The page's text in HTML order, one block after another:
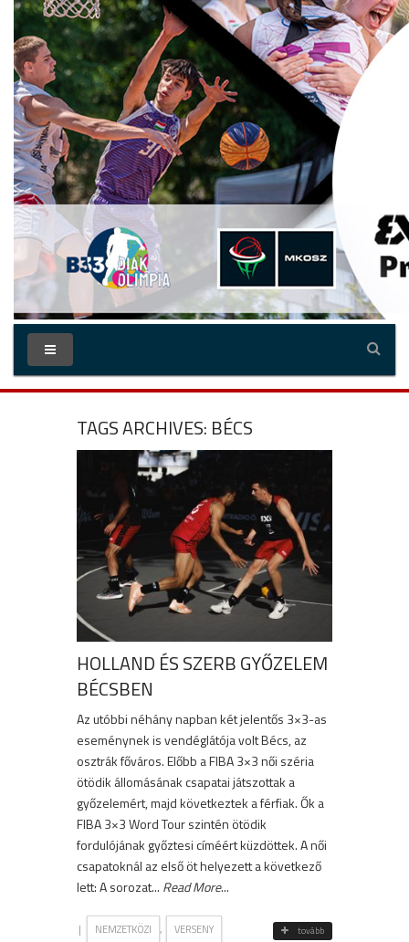
TAGS ARCHIVES: BÉCS
HOLLAND ÉS SZERB GYŐZELEM
BÉCSBEN
Az utóbbi néhány napban két jelentős 3×3-as
eseménynek is vendéglátója volt Bécs, az
osztrák főváros. Előbb a FIBA 3×3 női széria
ötödik állomásának csapatai játszottak a
győzelemért, majd következtek a férfiak. Ők a
FIBA 3×3 Word Tour szintén ötödik
fordulójának győztesi címéért küzdöttek. A női
csapatoknál az első öt helyezett a következő
lett: A sorozat... Read More...
| NEMZETKÖZI , VERSENY tovább